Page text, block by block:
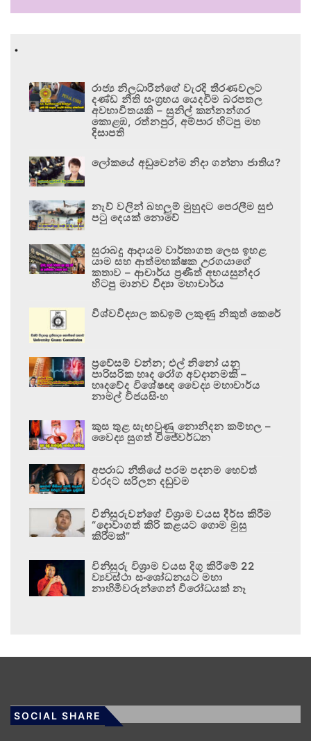
.
රාජ්‍ය නිලධාරීන්ගේ වැරදි තීරණවලට
දණ්ඩ නීති සංග්‍රහය යෙදවීම බරපතල
අවභාවිතයකි – සුනිල් කන්නන්ගර
කොළඹ, රත්නපුර, අම්පාර හිටපු මහ
දිසාපති
ලෝකයේ අඩුවෙන්ම නිදා ගන්නා ජාතිය?
නැව් වලින් බහලුම් මුහුදට පෙරලීම සුළු
පටු දෙයක් නොවේ
සුරාබදු ආදායම වාර්තාගත ලෙස ඉහළ
යාම සහ ආත්මභක්ෂක උරගයාගේ
කතාව – ආචාර්ය ප්‍රණීත් අභයසුන්දර
හිටපු මානව විද්‍යා මහාචාර්ය
විශ්වවිද්‍යාල කඩඉම් ලකුණු නිකුත් කෙරේ
ප්‍රවේසම් වන්න; එල් නිනෝ යනු
පාරිසරික හෘද රෝග අවදානමකි –
හෘදවේද විශේෂඥ වෛද්‍ය මහාචාර්ය
නාමල් විජයසිංහ
කුස තුළ සැඟවුණු නොනිදන කම්හල –
වෛද්‍ය සුගත් විජේවර්ධන
අපරාධ නීතියේ පරම පදනම හෙවත්
වරදට සරිලන දඬුවම
විනිසුරුවන්ගේ විශ්‍රාම වයස දීර්ඝ කිරීම
“දොවාගත් කිරි කළයට ගොම මුසු
කිරීමක්”
විනිසුරු විශ්‍රාම වයස දිගු කිරීමේ 22
ව්‍යවස්ථා සංශෝධනයට මහා
නාහිමිවරුන්ගෙන් විරෝධයක් නෑ
SOCIAL SHARE